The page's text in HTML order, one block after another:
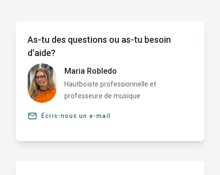
As-tu des questions ou as-tu besoin
d'aide?
Maria Robledo
Hautboïste professionnelle et
professeure de musique
email Écris-nous un e-mail